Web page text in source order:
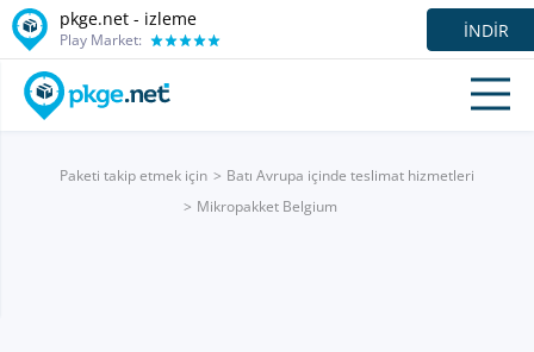
pkge.net - izleme
Play Market: İNDIR
Paketi takip etmek için
Batı Avrupa içinde teslimat hizmetleri
Mikropakket Belgium